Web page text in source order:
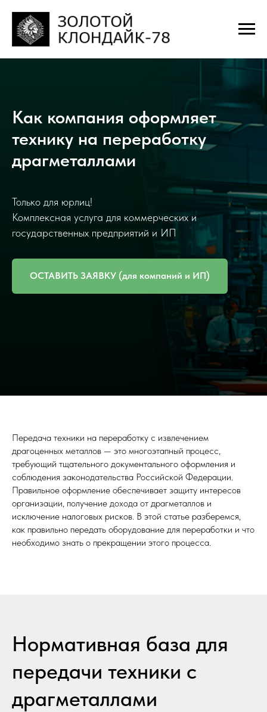
Как компания оформляет
технику на переработку
драгметаллами
Только для юрлиц!
Комплексная услуга для коммерческих и
государственных предприятий и ИП
ОСТАВИТЬ ЗАЯВКУ (для компаний и ИП)
Передача техники на переработку с извлечением
драгоценных металлов — это многоэтапный процесс,
требующий тщательного документального оформления и
соблюдения законодательства Российской Федерации.
Правильное оформление обеспечивает защиту интересов
организации, получение дохода от драгметаллов и
исключение налоговых рисков. В этой статье разберемся,
как правильно передать оборудование для переработки и что
необходимо знать о прекращении этого процесса.
Нормативная база для
передачи техники с
драгметаллами